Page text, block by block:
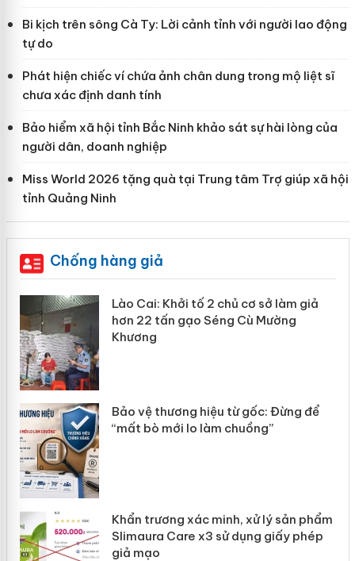
Bi kịch trên sông Cà Ty: Lời cảnh tỉnh với người lao động
tự do
Phát hiện chiếc ví chứa ảnh chân dung trong mộ liệt sĩ
chưa xác định danh tính
Bảo hiểm xã hội tỉnh Bắc Ninh khảo sát sự hài lòng của
người dân, doanh nghiệp
Miss World 2026 tặng quà tại Trung tâm Trợ giúp xã hội
tỉnh Quảng Ninh
Chống hàng giả
Lào Cai: Khởi tố 2 chủ cơ sở làm giả
hơn 22 tấn gạo Séng Cù Mường
Khương
Bảo vệ thương hiệu từ gốc: Đừng để
“mất bò mới lo làm chuồng”
Khẩn trương xác minh, xử lý sản phẩm
Slimaura Care x3 sử dụng giấy phép
giả mạo